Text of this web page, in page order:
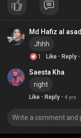
Md Hafiz al asad
Jhhh
1 Like · Reply ·
Saesta Kha
right
Like · Reply · 4 yrs